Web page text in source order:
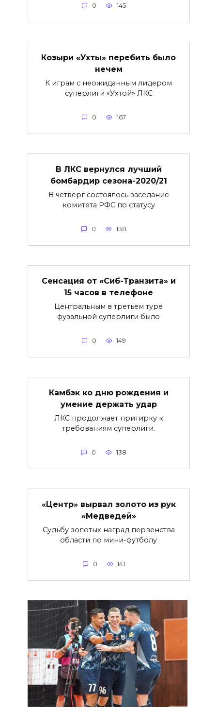
0 145
Козыри «Ухты» перебить было
нечем
К играм с неожиданным лидером
суперлиги «Ухтой» ЛКС
0 167
В ЛКС вернулся лучший
бомбардир сезона-2020/21
В четверг состоялось заседание
комитета РФС по статусу
0 138
Сенсация от «Сиб-Транзита» и
15 часов в телефоне
Центральным в третьем туре
фузальной суперлиги было
0 149
Камбэк ко дню рождения и
умение держать удар
ЛКС продолжает притирку к
требованиям суперлиги.
0 138
«Центр» вырвал золото из рук
«Медведей»
Судьбу золотых наград первенства
области по мини-футболу
0 141